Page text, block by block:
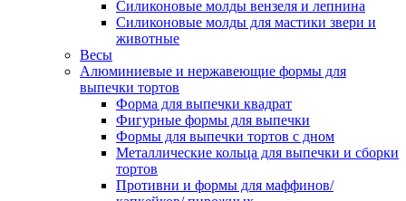
Силиконовые молды вензеля и лепнина
Силиконовые молды для мастики звери и
животные
Весы
Алюминиевые и нержавеющие формы для
выпечки тортов
Форма для выпечки квадрат
Фигурные формы для выпечки
Формы для выпечки тортов с дном
Металлические кольца для выпечки и сборки
тортов
Противни и формы для маффинов/